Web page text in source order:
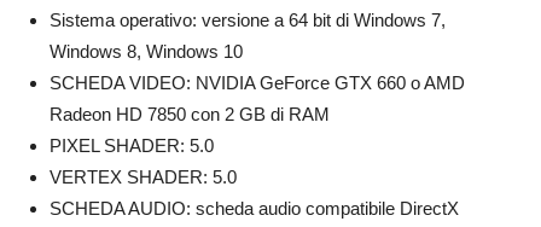
Sistema operativo: versione a 64 bit di Windows 7,
Windows 8, Windows 10
SCHEDA VIDEO: NVIDIA GeForce GTX 660 o AMD
Radeon HD 7850 con 2 GB di RAM
PIXEL SHADER: 5.0
VERTEX SHADER: 5.0
SCHEDA AUDIO: scheda audio compatibile DirectX